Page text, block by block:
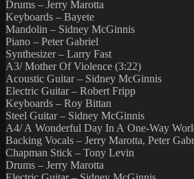
Drums – Jerry Marotta
Keyboards – Bayete
Mandolin – Sidney McGinnis
Piano – Peter Gabriel
Synthesizer – Larry Fast
A3/ Mother Of Violence (3:22)
Acoustic Guitar – Sidney McGinnis
Electric Guitar – Robert Fripp
Keyboards – Roy Bittan
Steel Guitar – Sidney McGinnis
A4/ A Wonderful Day In A One-Way
Backing Vocals – Jerry Marotta, Peter
Chapman Stick – Tony Levin
Drums – Jerry Marotta